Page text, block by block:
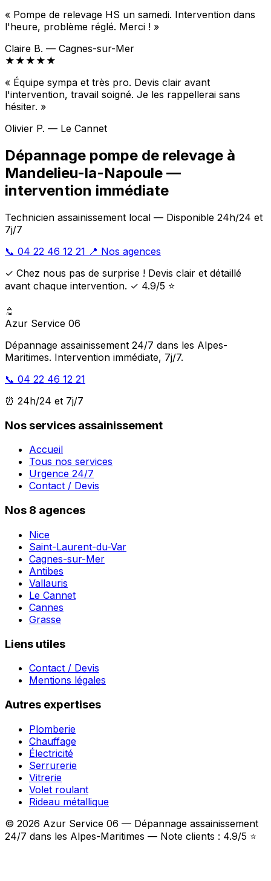
« Pompe de relevage HS un samedi. Intervention dans
l'heure, problème réglé. Merci ! »
Claire B. — Cagnes-sur-Mer
★★★★★
« Équipe sympa et très pro. Devis clair avant
l'intervention, travail soigné. Je les rappellerai sans
hésiter. »
Olivier P. — Le Cannet
Dépannage pompe de relevage à
Mandelieu-la-Napoule —
intervention immédiate
Technicien assainissement local — Disponible 24h/24 et
7j/7
📞 04 22 46 12 21 📍 Nos agences
✓ Chez nous pas de surprise ! Devis clair et détaillé
avant chaque intervention. ✓ 4.9/5 ⭐
🚿
Azur Service 06
Dépannage assainissement 24/7 dans les Alpes-
Maritimes. Intervention immédiate, 7j/7.
📞 04 22 46 12 21
⏰ 24h/24 et 7j/7
Nos services assainissement
Accueil
Tous nos services
Urgence 24/7
Contact / Devis
Nos 8 agences
Nice
Saint-Laurent-du-Var
Cagnes-sur-Mer
Antibes
Vallauris
Le Cannet
Cannes
Grasse
Liens utiles
Contact / Devis
Mentions légales
Autres expertises
Plomberie
Chauffage
Électricité
Serrurerie
Vitrerie
Volet roulant
Rideau métallique
© 2026 Azur Service 06 — Dépannage assainissement
24/7 dans les Alpes-Maritimes — Note clients : 4.9/5 ⭐